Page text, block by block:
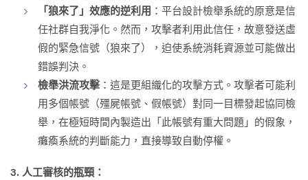
「狼來了」效應的逆利用 ：平台設計檢舉系統的原意是信
任社群自我淨化。然而，攻擊者利用此信任，故意發送虛
假的緊急信號（狼來了），迫使系統消耗資源並可能做出
錯誤判決。
檢舉洪流攻擊 ：這是更組織化的攻擊方式。攻擊者可能利
用多個帳號（殭屍帳號、假帳號）對同一目標發起協同檢
舉，在極短時間內製造出「此帳號有重大問題」的假象，
癱瘓系統的判斷能力，直接導致自動停權。
3. 人工審核的瓶頸：